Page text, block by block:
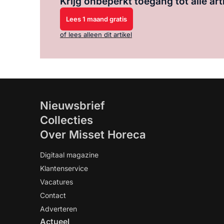
Lees 1 maand gratis
of lees alleen dit artikel
Nieuwsbrief
Collecties
Over Misset Horeca
Digitaal magazine
Klantenservice
Vacatures
Contact
Adverteren
Actueel